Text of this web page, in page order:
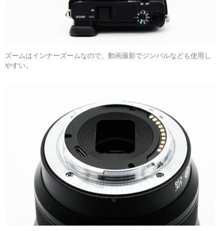
ズームはインナーズームなので、動画撮影でジンバルなども使用し
やすい。